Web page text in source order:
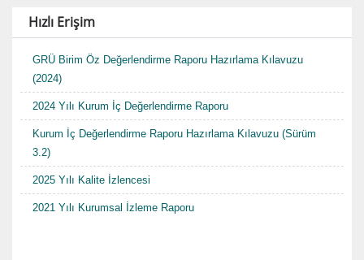
Hızlı Erişim
GRÜ Birim Öz Değerlendirme Raporu Hazırlama Kılavuzu
(2024)
2024 Yılı Kurum İç Değerlendirme Raporu
Kurum İç Değerlendirme Raporu Hazırlama Kılavuzu (Sürüm
3.2)
2025 Yılı Kalite İzlencesi
2021 Yılı Kurumsal İzleme Raporu